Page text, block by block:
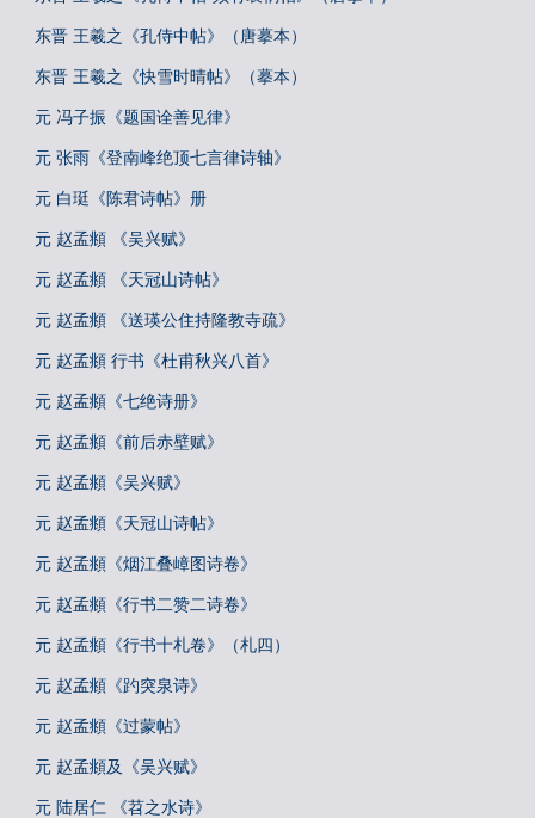
东晋 王羲之《孔侍中帖》（唐摹本）
东晋 王羲之《快雪时晴帖》（摹本）
元 冯子振《题国诠善见律》
元 张雨《登南峰绝顶七言律诗轴》
元 白珽《陈君诗帖》册
元 赵孟頫 《吴兴赋》
元 赵孟頫 《天冠山诗帖》
元 赵孟頫 《送瑛公住持隆教寺疏》
元 赵孟頫 行书《杜甫秋兴八首》
元 赵孟頫《七绝诗册》
元 赵孟頫《前后赤壁赋》
元 赵孟頫《吴兴赋》
元 赵孟頫《天冠山诗帖》
元 赵孟頫《烟江叠嶂图诗卷》
元 赵孟頫《行书二赞二诗卷》
元 赵孟頫《行书十札卷》（札四）
元 赵孟頫《趵突泉诗》
元 赵孟頫《过蒙帖》
元 赵孟頫及《吴兴赋》
元 陆居仁 《苕之水诗》